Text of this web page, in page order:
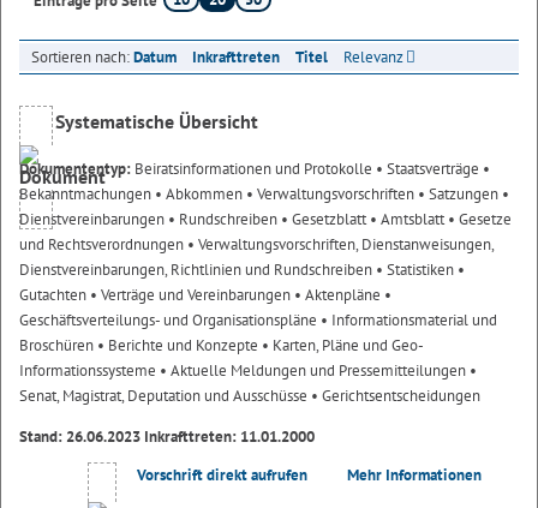
Sortieren nach:Datum Inkrafttreten Titel Relevanz
Systematische Übersicht
Dokumententyp: Beiratsinformationen und Protokolle • Staatsverträge •
Bekanntmachungen • Abkommen • Verwaltungsvorschriften • Satzungen •
Dienstvereinbarungen • Rundschreiben • Gesetzblatt• Amtsblatt• Gesetze
und Rechtsverordnungen • Verwaltungsvorschriften, Dienstanweisungen,
Dienstvereinbarungen, Richtlinien und Rundschreiben • Statistiken •
Gutachten • Verträge und Vereinbarungen • Aktenpläne •
Geschäftsverteilungs- und Organisationspläne • Informationsmaterial und
Broschüren • Berichte und Konzepte • Karten, Pläne und Geo-
Informationssysteme • Aktuelle Meldungen und Pressemitteilungen •
Senat, Magistrat, Deputation und Ausschüsse • Gerichtsentscheidungen
Stand: 26.06.2023 Inkrafttreten: 11.01.2000
Vorschrift direkt aufrufen Mehr Informationen